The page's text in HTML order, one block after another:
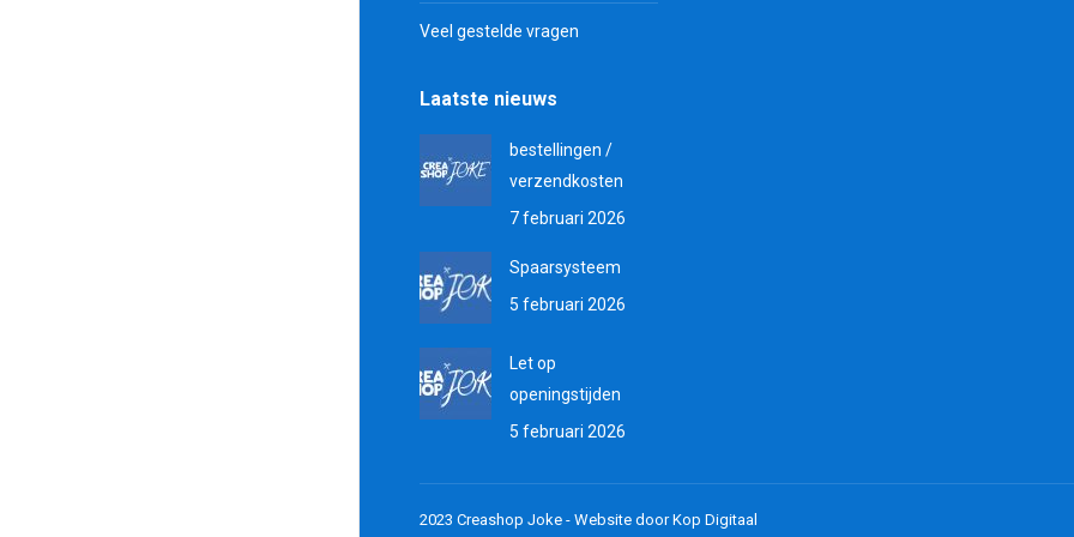
Veel gestelde vragen
Laatste nieuws
bestellingen /
verzendkosten
7 februari 2026
Spaarsysteem
5 februari 2026
Let op
openingstijden
5 februari 2026
2023 Creashop Joke - Website door Kop Digitaal